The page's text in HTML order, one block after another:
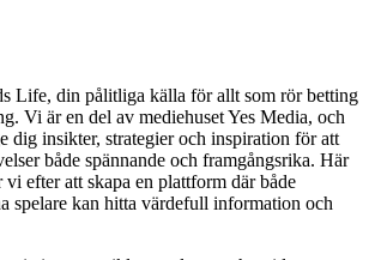
Life, din pålitliga källa för allt som rör betting
Vi är en del av mediehuset Yes Media, och
dig insikter, strategier och inspiration för att
både spännande och framgångsrika. Här
efter att skapa en plattform där både
spelare kan hitta värdefull information och